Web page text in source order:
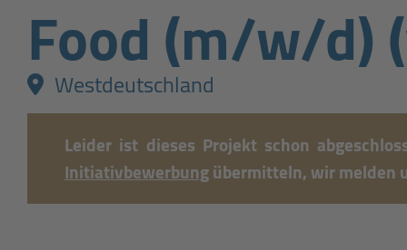
Food (m/w/d)
Westdeutschland
Leider ist dieses Projekt schon
Initiativbewerbungübermitteln, wir melden